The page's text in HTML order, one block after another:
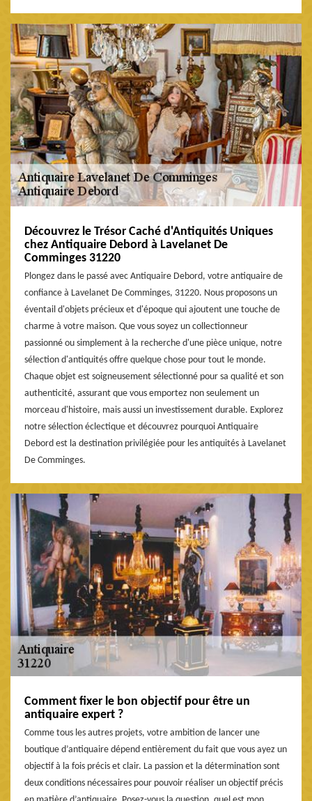
Découvrez le Trésor Caché d'Antiquités Uniques
chez Antiquaire Debord à Lavelanet De
Comminges 31220
Plongez dans le passé avec Antiquaire Debord, votre antiquaire de
confiance à Lavelanet De Comminges, 31220. Nous proposons un
éventail d'objets précieux et d'époque qui ajoutent une touche de
charme à votre maison. Que vous soyez un collectionneur
passionné ou simplement à la recherche d'une pièce unique, notre
sélection d'antiquités offre quelque chose pour tout le monde.
Chaque objet est soigneusement sélectionné pour sa qualité et son
authenticité, assurant que vous emportez non seulement un
morceau d'histoire, mais aussi un investissement durable. Explorez
notre sélection éclectique et découvrez pourquoi Antiquaire
Debord est la destination privilégiée pour les antiquités à Lavelanet
De Comminges.
Comment fixer le bon objectif pour être un
antiquaire expert ?
Comme tous les autres projets, votre ambition de lancer une
boutique d’antiquaire dépend entièrement du fait que vous ayez un
objectif à la fois précis et clair. La passion et la détermination sont
deux conditions nécessaires pour pouvoir réaliser un objectif précis